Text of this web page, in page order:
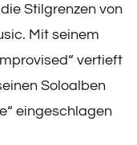
Stilgrenzen von
Mit seinem
vertieft
Soloalben
eingeschlagen